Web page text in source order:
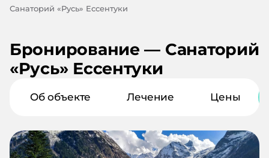
Санаторий «Русь» Ессентуки
Бронирование — Санаторий
«Русь» Ессентуки
Об объекте Лечение Цены